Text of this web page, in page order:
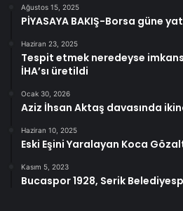
Ağustos 15, 2025
PİYASAYA BAKIŞ-Borsa güne
Haziran 23, 2025
Tespit etmek neredeyse
İHA’sı üretildi
Ocak 30, 2026
Aziz İhsan Aktaş davasında
Haziran 10, 2025
Eski Eşini Yaralayan Koca
Kasım 5, 2023
Bucaspor 1928, Serik